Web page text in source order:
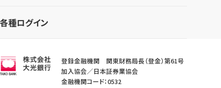
各種ログイン
登録金融機関 関東財務局長（登金）第61号
加入協会／日本証券業協会
金融機関コード：0532